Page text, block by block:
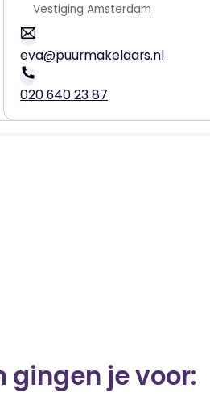
Amsterdam
eva@puurmakelaars.nl
020 640 23 87
gingen je voor: